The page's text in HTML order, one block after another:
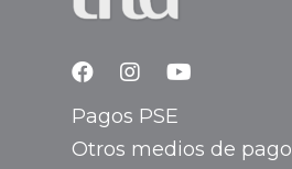
Pagos PSE
Otros medios de pago